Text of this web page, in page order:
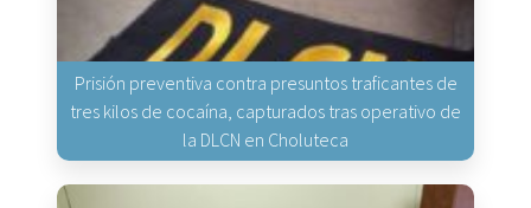
Prisión preventiva contra presuntos traficantes de
tres kilos de cocaína, capturados tras operativo de
la DLCN en Choluteca